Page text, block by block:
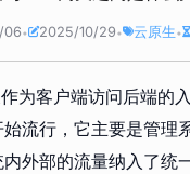
06• 2025/10/29• 云原生•
为客户端访问后端的
流行，它主要是管
外部的流量纳入了